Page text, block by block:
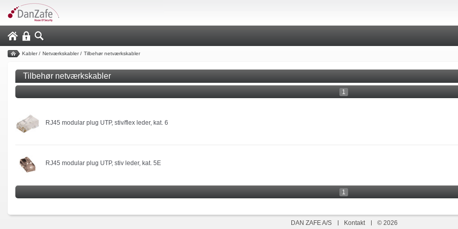
Kabler/ Netværkskabler/ Tilbehør netværkskabler
Tilbehør netværkskabler
1
RJ45 modular plug UTP, stiv/flex leder, kat. 6
RJ45 modular plug UTP, stiv leder, kat. 5E
1
DAN ZAFE A/S Kontakt © 2026